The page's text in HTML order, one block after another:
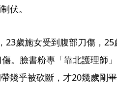
伏。
23歲施女受到腹部刀傷，
。臉書粉專「靠北護理師
幾乎被砍斷，才20幾歲剛